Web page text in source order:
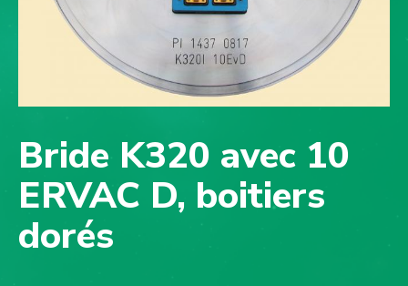
Bride K320 avec 10
ERVAC D, boitiers
dorés